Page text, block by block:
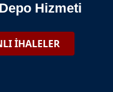
Hizmeti
İHALELER